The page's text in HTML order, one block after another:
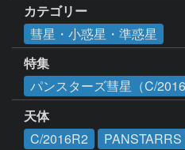
カテゴリー
彗星・小惑星・準惑星
特集
パンスターズ彗星（C/2016
天体
C/2016R2
PANSTARRS